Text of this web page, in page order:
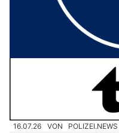
16.07.26 VON